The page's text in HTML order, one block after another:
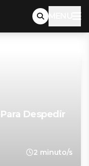
MENU
Despedir
2 minuto/s